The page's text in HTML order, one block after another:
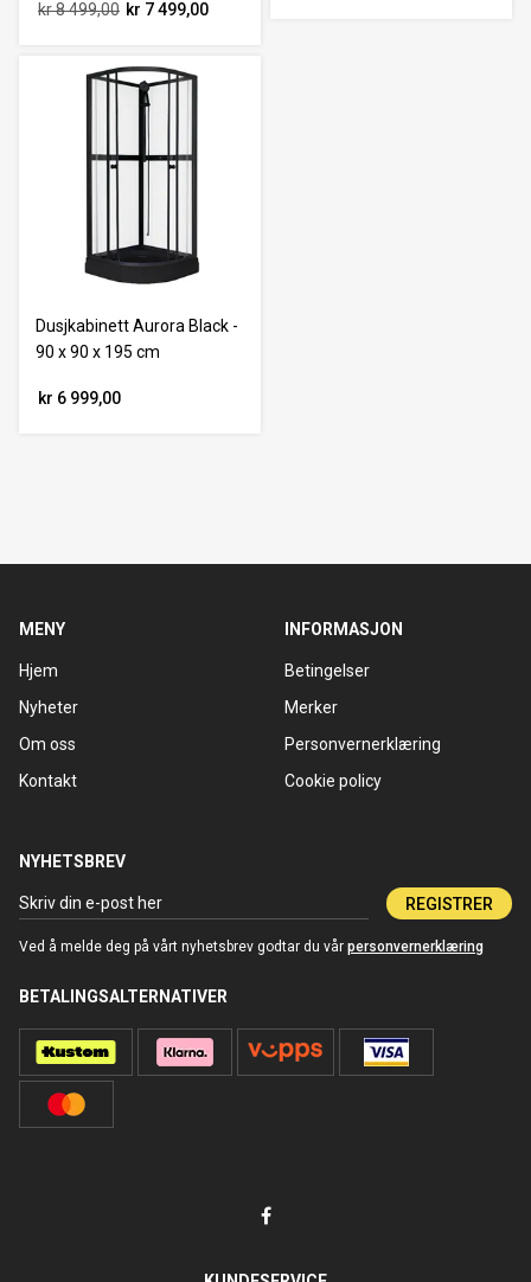
kr 8 499,00 kr 7 499,00
Dusjkabinett Aurora Black -
90 x 90 x 195 cm
kr 6 999,00
MENY
Hjem
Nyheter
Om oss
Kontakt
INFORMASJON
Betingelser
Merker
Personvernerklæring
Cookie policy
NYHETSBREV
REGISTRER
Ved å melde deg på vårt nyhetsbrev godtar du vår personvernerklæring
BETALINGSALTERNATIVER